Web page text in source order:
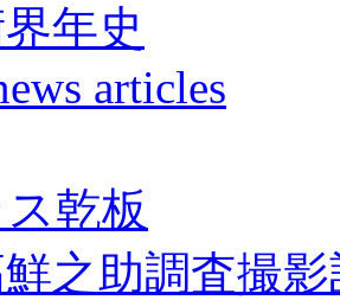
年史
articles
乾板
之助調査撮